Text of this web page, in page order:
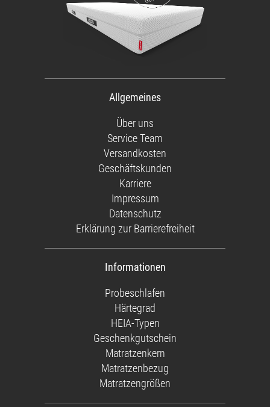
Allgemeines
Über uns
Service Team
Versandkosten
Geschäftskunden
Karriere
Impressum
Datenschutz
Erklärung zur Barrierefreiheit
Informationen
Probeschlafen
Härtegrad
HEIA-Typen
Geschenkgutschein
Matratzenkern
Matratzenbezug
Matratzengrößen